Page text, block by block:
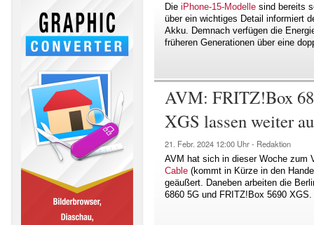
Die iPhone-15-Modelle sind bereits
über ein wichtiges Detail informiert
Akku. Demnach verfügen die
früheren Generationen über eine
AVM: FRITZ!Box
XGS lassen weiter
21. Febr. 2024 12:00 Uhr - Redaktion
AVM hat sich in dieser Woche zum
Cable (kommt in Kürze in den
geäußert. Daneben arbeiten die
6860 5G und FRITZ!Box 5690 XGS.